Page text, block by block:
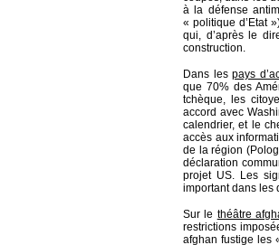
à la défense
« politique d’Etat
qui, d’après le
construction.
Dans les pays
que 70% des
tchèque, les
accord avec
calendrier, et le
accès aux
de la région
déclaration
projet US. Les
important dans les
Sur le théâtre
restrictions
afghan fustige les